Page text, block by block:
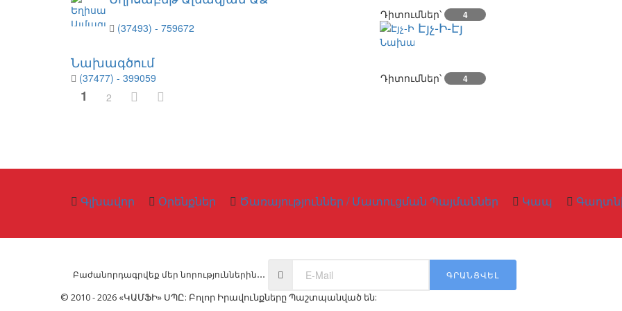
Դիտումներ՝ 4
(37493) - 759672
Էյչ-Ի-Էյ
Նախագծում
Դիտումներ՝ 4
(37477) - 399059
1 2
Գլխավոր Օրենքներ Ծառայություններ / Մատուցման Պայմաններ Կապ
Բաժանորդագրվեք մեր նորություններին․․․ ԳՐԱՆՑՎԵԼ
© 2010 - 2026 «ԿԱՄՖԻ» ՍՊԸ: Բոլոր Իրավունքները Պաշտպանված են: